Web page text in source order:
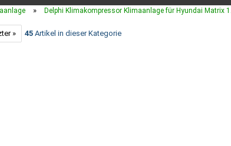
» Delphi Klimakompressor Klimaanlage für Hyundai Matrix
» 45 Artikel in dieser Kategorie